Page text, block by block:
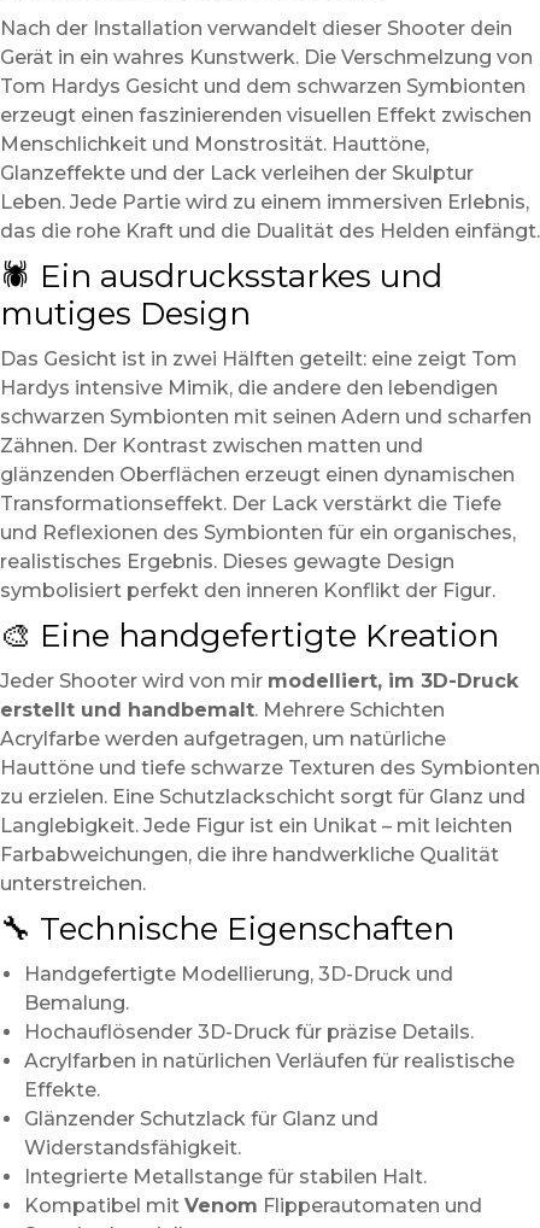
Nach der Installation verwandelt dieser Shooter dein
Gerät in ein wahres Kunstwerk. Die Verschmelzung von
Tom Hardys Gesicht und dem schwarzen Symbionten
erzeugt einen faszinierenden visuellen Effekt zwischen
Menschlichkeit und Monstrosität. Hauttöne,
Glanzeffekte und der Lack verleihen der Skulptur
Leben. Jede Partie wird zu einem immersiven Erlebnis,
das die rohe Kraft und die Dualität des Helden einfängt.
🕷️ Ein ausdrucksstarkes und
mutiges Design
Das Gesicht ist in zwei Hälften geteilt: eine zeigt Tom
Hardys intensive Mimik, die andere den lebendigen
schwarzen Symbionten mit seinen Adern und scharfen
Zähnen. Der Kontrast zwischen matten und
glänzenden Oberflächen erzeugt einen dynamischen
Transformationseffekt. Der Lack verstärkt die Tiefe
und Reflexionen des Symbionten für ein organisches,
realistisches Ergebnis. Dieses gewagte Design
symbolisiert perfekt den inneren Konflikt der Figur.
🎨 Eine handgefertigte Kreation
Jeder Shooter wird von mir modelliert, im 3D-Druck
erstellt und handbemalt. Mehrere Schichten
Acrylfarbe werden aufgetragen, um natürliche
Hauttöne und tiefe schwarze Texturen des Symbionten
zu erzielen. Eine Schutzlackschicht sorgt für Glanz und
Langlebigkeit. Jede Figur ist ein Unikat – mit leichten
Farbabweichungen, die ihre handwerkliche Qualität
unterstreichen.
🔧 Technische Eigenschaften
Handgefertigte Modellierung, 3D-Druck und
Bemalung.
Hochauflösender 3D-Druck für präzise Details.
Acrylfarben in natürlichen Verläufen für realistische
Effekte.
Glänzender Schutzlack für Glanz und
Widerstandsfähigkeit.
Integrierte Metallstange für stabilen Halt.
Kompatibel mit Venom Flipperautomaten und